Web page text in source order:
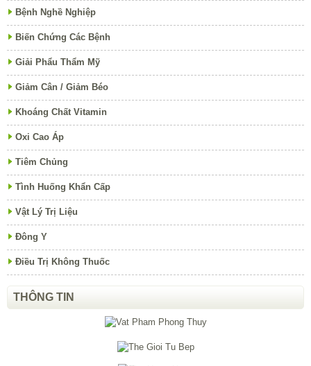
Bệnh Nghề Nghiệp
Biến Chứng Các Bệnh
Giải Phẩu Thẩm Mỹ
Giảm Cân / Giảm Béo
Khoáng Chất Vitamin
Oxi Cao Áp
Tiêm Chủng
Tình Huống Khẩn Cấp
Vật Lý Trị Liệu
Đông Y
Điều Trị Không Thuốc
THÔNG TIN